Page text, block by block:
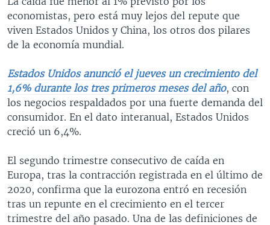
economistas, pero está muy lejos del repute que
viven Estados Unidos y China, los otros dos pilares
de la economía mundial.
Estados Unidos anunció el jueves un crecimiento del
1,6% durante los tres primeros meses del año, con
los negocios respaldados por una fuerte demanda del
consumidor. En el dato interanual, Estados Unidos
creció un 6,4%.
El segundo trimestre consecutivo de caída en
Europa, tras la contracción registrada en el último de
2020, confirma que la eurozona entró en recesión
tras un repunte en el crecimiento en el tercer
trimestre del año pasado. Una de las definiciones de